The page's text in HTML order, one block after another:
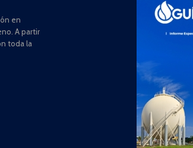
en
A partir
toda la